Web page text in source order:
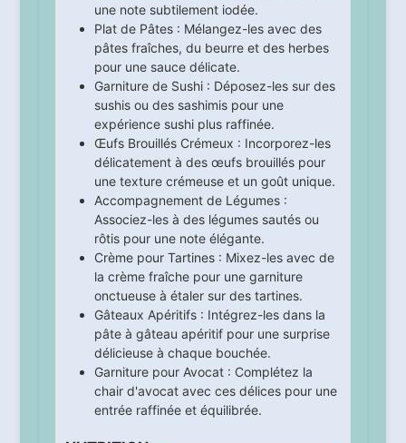
une note subtilement iodée.
Plat de Pâtes : Mélangez-les avec des
pâtes fraîches, du beurre et des herbes
pour une sauce délicate.
Garniture de Sushi : Déposez-les sur des
sushis ou des sashimis pour une
expérience sushi plus raffinée.
Œufs Brouillés Crémeux : Incorporez-les
délicatement à des œufs brouillés pour
une texture crémeuse et un goût unique.
Accompagnement de Légumes :
Associez-les à des légumes sautés ou
rôtis pour une note élégante.
Crème pour Tartines : Mixez-les avec de
la crème fraîche pour une garniture
onctueuse à étaler sur des tartines.
Gâteaux Apéritifs : Intégrez-les dans la
pâte à gâteau apéritif pour une surprise
délicieuse à chaque bouchée.
Garniture pour Avocat : Complétez la
chair d'avocat avec ces délices pour une
entrée raffinée et équilibrée.